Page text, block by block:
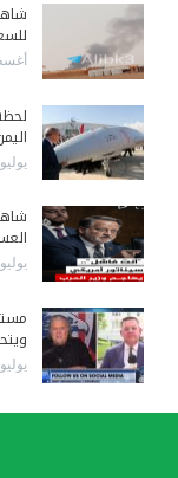
يوليو 26, 2026
يوليو 22, 2026
يوليو 22, 2026